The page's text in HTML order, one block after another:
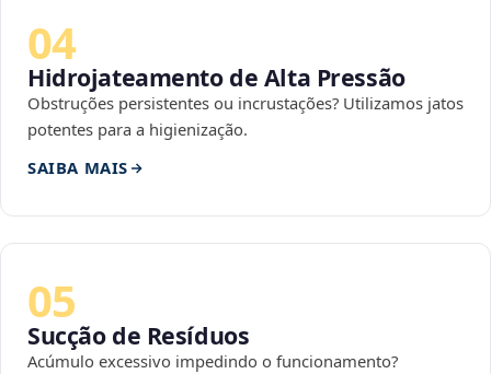
04
Hidrojateamento de Alta Pressão
Obstruções persistentes ou incrustações? Utilizamos jatos
potentes para a higienização.
SAIBA MAIS
05
Sucção de Resíduos
Acúmulo excessivo impedindo o funcionamento?